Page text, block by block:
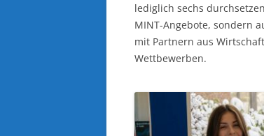
lediglich sechs
MINT-Angebote, sondern
mit Partnern aus
Wettbewerben.